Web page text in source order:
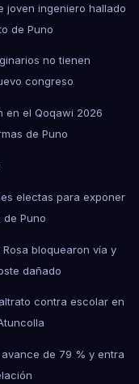
joven ingeniero hallado
de Puno
no tienen
congreso
en el Qoqawi 2026
de Puno
electas para exponer
Puno
bloquearon vía y
dañado
contra escolar en
de 79 % y entra